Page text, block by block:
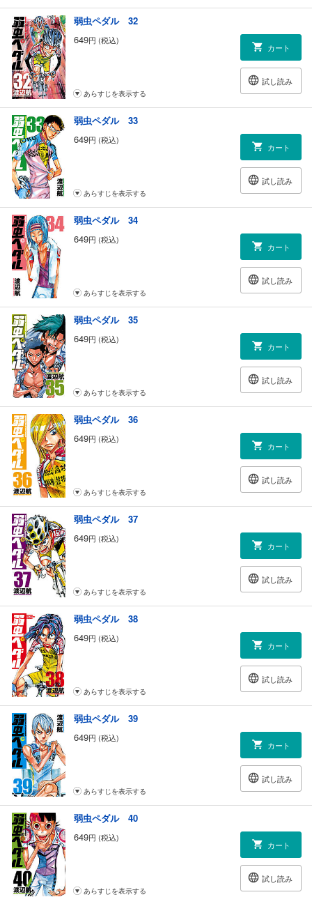
弱虫ペダル 32
649円 (税込)
カート
試し読み
あらすじを表示する
弱虫ペダル 33
649円 (税込)
カート
試し読み
あらすじを表示する
弱虫ペダル 34
649円 (税込)
カート
試し読み
あらすじを表示する
弱虫ペダル 35
649円 (税込)
カート
試し読み
あらすじを表示する
弱虫ペダル 36
649円 (税込)
カート
試し読み
あらすじを表示する
弱虫ペダル 37
649円 (税込)
カート
試し読み
あらすじを表示する
弱虫ペダル 38
649円 (税込)
カート
試し読み
あらすじを表示する
弱虫ペダル 39
649円 (税込)
カート
試し読み
あらすじを表示する
弱虫ペダル 40
649円 (税込)
カート
試し読み
あらすじを表示する